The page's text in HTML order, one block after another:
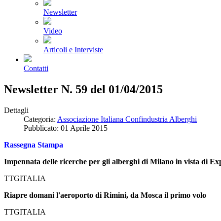
Newsletter
Video
Articoli e Interviste
Contatti
Newsletter N. 59 del 01/04/2015
Dettagli
Categoria: Associazione Italiana Confindustria Alberghi
Pubblicato: 01 Aprile 2015
Rassegna Stampa
Impennata delle ricerche per gli alberghi di Milano in vista di
TTGITALIA
Riapre domani l'aeroporto di Rimini, da Mosca il primo volo
TTGITALIA